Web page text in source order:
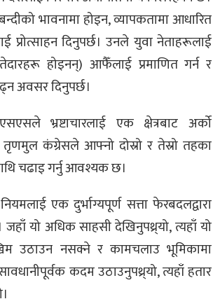
भावनामा होइन, व्यापकतामा आधारित
प्रोत्साहन दिनुपर्छ। उनले युवा नेताहरूलाई
होइनन्) आफैँलाई प्रमाणित गर्न र
अवसर दिनुपर्छ।
भ्रष्टाचारलाई एक क्षेत्रबाट अर्को
कंग्रेसले आफ्नो दोस्रो र तेस्रो तहका
चढाइ गर्नु आवश्यक छ।
एक दुर्भाग्यपूर्ण सत्ता फेरबदलद्वारा
जहाँ यो अधिक साहसी देखिनुपथ्र्यो, त्यहाँ यो
उठाउन नसक्ने र कामचलाउ भूमिकामा
कदम उठाउनुपथ्र्यो, त्यहाँ हतार